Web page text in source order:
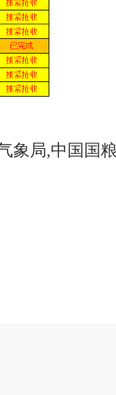
象局,中国国